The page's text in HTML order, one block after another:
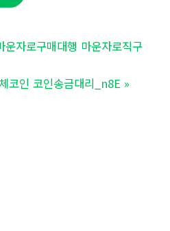
자로구매대행 마운자로직구
코인 코인송금대리_n8E »